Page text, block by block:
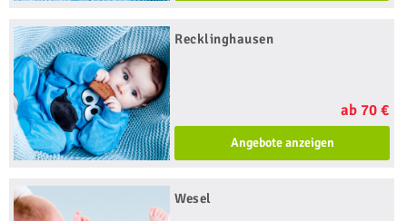
Recklinghausen
ab 70 €
Angebote anzeigen
Wesel